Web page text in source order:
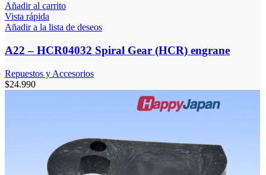
Añadir al carrito
Vista rápida
Añadir a la lista de deseos
A22 – HCR04032 Spiral Gear (HCR) engrane
Repuestos y Accesorios
$24.990